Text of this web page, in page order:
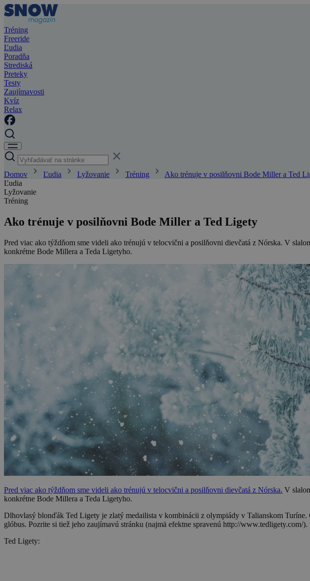
Tréning
Freeride
Ľudia
Poradňa
Strediská
Preteky
Testy
Zaujímavosti
Kvíz
Relax
Domov Ľudia Lyžovanie Tréning
Ako trénuje v posilňovni Bode Miller a Ted
Ľudia
Lyžovanie
Tréning
Ako trénuje v posilňovni Bode Miller a Ted Ligety
Pred viac ako týždňom sme videli ako trénujú v telocvični a posilňovni dievčatá z Nórska. V
konkrétne Bode Millera a Teda Ligetyho.
Pred viac ako týždňom sme videli ako trénujú v telocvični a posilňovni dievčatá z Nórska. V
konkrétne Bode Millera a Teda Ligetyho.
Dlhovlasý blonďák Ted Ligety je zlatý medailista v kombinácii z olympiády v Talianskom
glóbus. Pozrite si tiež jeho zaujímavú stránku (najmä efektne spravenú http://www.tedligety.com/).
Ted Ligety: